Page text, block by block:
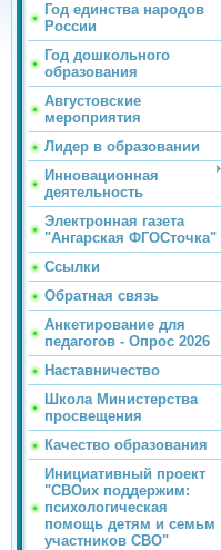
Год единства народов
России
Год дошкольного
образования
Августовские
мероприятия
Лидер в образовании
Инновационная
деятельность
Электронная газета
"Ангарская ФГОСточка"
Ссылки
Обратная связь
Анкетирование для
педагогов - Опрос 2026
Наставничество
Школа Министерства
просвещения
Качество образования
Инициативный проект
"СВОих поддержим:
психологическая
помощь детям и семьм
участников СВО"